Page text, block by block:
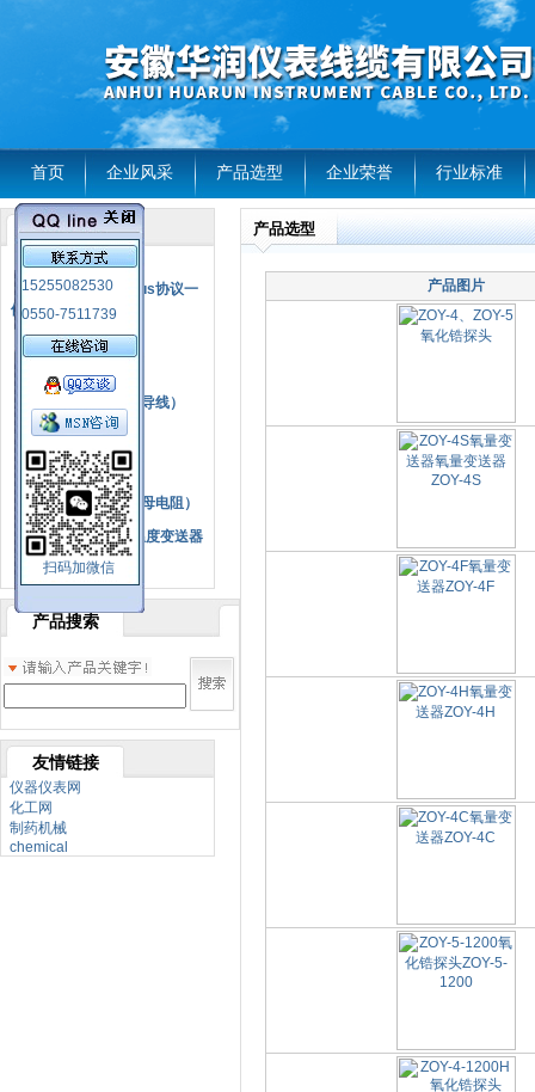
首页 企业风采 产品选型 企业荣誉 行业标准
15255082530
0550-7511739
扫码加微信
产品列表
风电温度传感器
RS485通讯modbus协议一
体化现场智能仪表
热电偶
热电偶补偿电缆（导线）
振动传感器
热电阻
铂热电阻元件（云母电阻）
SBW系列一体化温度变送器
双金属温度计
产品搜索
友情链接
仪器仪表网
化工网
制药机械
chemical
产品选型
产品图片